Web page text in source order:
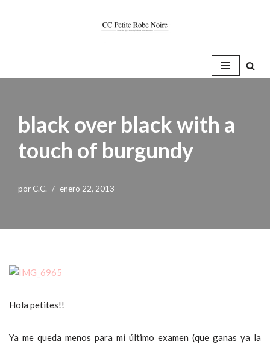
black over black with a
touch of burgundy
por C.C. enero 22, 2013
Hola petites!!
Ya me queda menos para mi último examen (que ganas ya la